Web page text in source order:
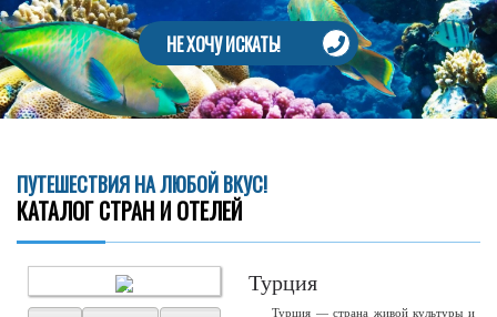
НЕ ХОЧУ ИСКАТЬ!
ПУТЕШЕСТВИЯ НА ЛЮБОЙ ВКУС!
КАТАЛОГ СТРАН И ОТЕЛЕЙ
Турция
Турция — страна живой культуры и